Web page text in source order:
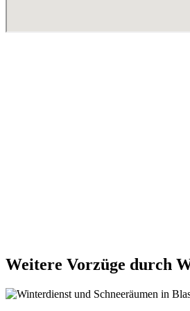
Weitere Vorzüge durch